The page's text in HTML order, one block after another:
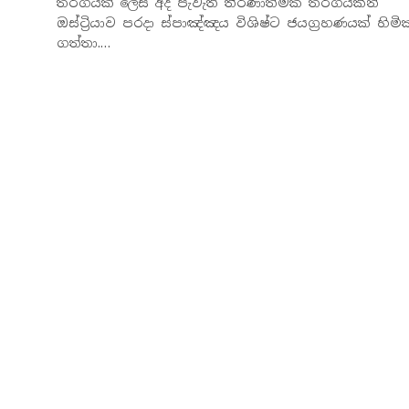
ඔස්ට්‍රියාව පරදා ස්පාඤ්ඤය විශිෂ්ට ජයග්‍රහණයක්
ගත්තා.…